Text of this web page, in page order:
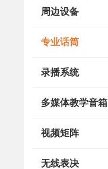
周边设备
专业话筒
录播系统
多媒体教学音箱
视频矩阵
无线表决